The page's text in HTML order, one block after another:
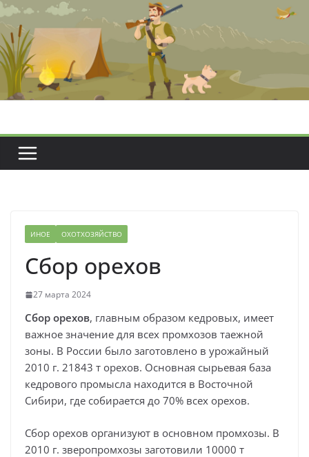
Перейти
содержимому
ИНОЕ ОХОТХОЗЯЙСТВО
Сбор орехов
27 марта 2024
Сбор орехов, главным образом кедровых, имеет
важное значение для всех промхозов таежной
зоны. В России было заготовлено в урожайный
2010 г. 21843 т орехов. Основная сырьевая база
кедрового промысла находится в Восточной
Сибири, где собирается до 70% всех орехов.
Сбор орехов организуют в основном промхозы. В
2010 г. зверопромхозы заготовили 10000 т